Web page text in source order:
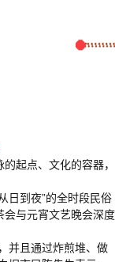
起点、文化的容器，
日到夜”的全时段民俗
会与元宵文艺晚会深度
并且通过炸煎堆、做